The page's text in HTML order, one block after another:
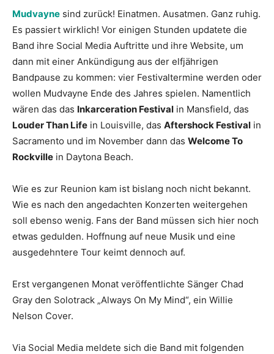
Mudvayne sind zurück! Einatmen. Ausatmen. Ganz ruhig.
Es passiert wirklich! Vor einigen Stunden updatete die
Band ihre Social Media Auftritte und ihre Website, um
dann mit einer Ankündigung aus der elfjährigen
Bandpause zu kommen: vier Festivaltermine werden oder
wollen Mudvayne Ende des Jahres spielen. Namentlich
wären das das Inkarceration Festival in Mansfield, das
Louder Than Life in Louisville, das Aftershock Festival in
Sacramento und im November dann das Welcome To
Rockville in Daytona Beach.
Wie es zur Reunion kam ist bislang noch nicht bekannt.
Wie es nach den angedachten Konzerten weitergehen
soll ebenso wenig. Fans der Band müssen sich hier noch
etwas gedulden. Hoffnung auf neue Musik und eine
ausgedehntere Tour keimt dennoch auf.
Erst vergangenen Monat veröffentlichte Sänger Chad
Gray den Solotrack „Always On My Mind“, ein Willie
Nelson Cover.
Via Social Media meldete sich die Band mit folgenden